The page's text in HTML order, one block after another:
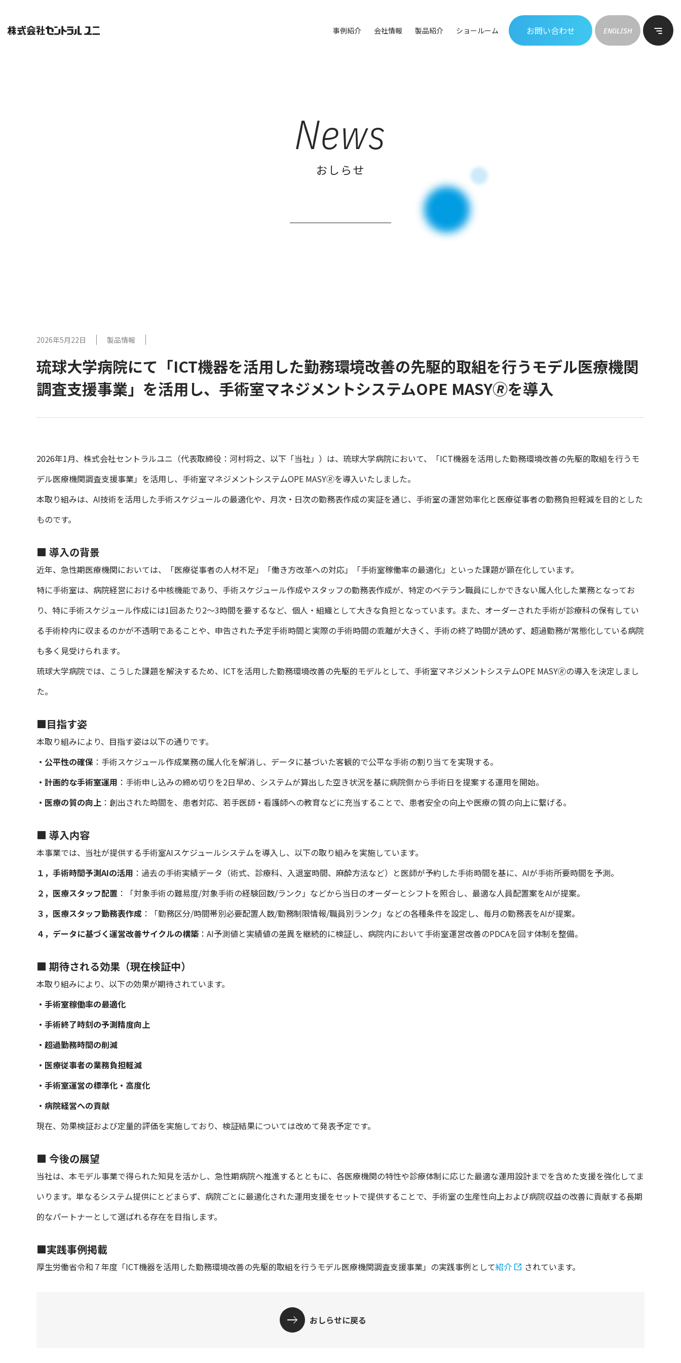
事例紹介 会社情報 製品紹介 ショールーム お問い合わせ ENGLISH
News
おしらせ
2026年5月22日 製品情報
琉球大学病院にて「ICT機器を活用した勤務環境改善の先駆的取組を行うモデル医療機関
調査支援事業」を活用し、手術室マネジメントシステム​OPE MASY🄬を導入
2026年1月、株式会社セントラルユニ（代表取締役：河村将之、以下「当社」）は、琉球大学病院において、「ICT機器を活用した勤務環境改善の先駆的取組を行うモ
デル医療機関調査支援事業」を活用し、手術室マネジメントシステム​OPE MASY🄬を導入いたしました。
本取り組みは、AI技術を活用した手術スケジュールの最適化や、月次・日次の勤務表作成の実証を通じ、手術室の運営効率化と医療従事者の勤務負担軽減を目的とした
ものです。
■ 導入の背景
近年、急性期医療機関においては、「医療従事者の人材不足」「働き方改革への対応」「手術室稼働率の最適化」といった課題が顕在化しています。
特に手術室は、病院経営における中核機能であり、手術スケジュール作成やスタッフの勤務表作成が、特定のベテラン職員にしかできない属人化した業務となってお
り、特に手術スケジュール作成には1回あたり2〜3時間を要するなど、個人・組織として大きな負担となっています。また、オーダーされた手術が診療科の保有してい
る手術枠内に収まるのかが不透明であることや、申告された予定手術時間と実際の手術時間の乖離が大きく、手術の終了時間が読めず、超過勤務が常態化している病院
も多く見受けられます。
琉球大学病院では、こうした課題を解決するため、ICTを活用した勤務環境改善の先駆的モデルとして、手術室マネジメントシステム​OPE MASY🄬の導入を決定しまし
た。
■目指す姿
本取り組みにより、目指す姿は以下の通りです。
・公平性の確保 ：手術スケジュール作成業務の属人化を解消し、データに基づいた客観的で公平な手術の割り当てを実現する。
・計画的な手術室運用 ：手術申し込みの締め切りを2日早め、システムが算出した空き状況を基に病院側から手術日を提案する運用を開始。
・医療の質の向上 ：創出された時間を、患者対応、若手医師・看護師への教育などに充当することで、患者安全の向上や医療の質の向上に繋げる。
■ 導入内容
本事業では、当社が提供する手術室AIスケジュールシステムを導入し、以下の取り組みを実施しています。
１，手術時間予測AIの活用 ：過去の手術実績データ（術式、診療科、入退室時間、麻酔方法など）と医師が予約した手術時間を基に、AIが手術所要時間を予測。
２，医療スタッフ配置 ：「対象手術の難易度/対象手術の経験回数/ランク」などから当日のオーダーとシフトを照合し、最適な人員配置案をAIが提案。
３，医療スタッフ勤務表作成 ：「勤務区分/時間帯別必要配置人数/勤務制限情報/職員別ランク」などの各種条件を設定し、毎月の勤務表をAIが提案。​
４，データに基づく運営改善サイクルの構築 ：AI予測値と実績値の差異を継続的に検証し、病院内において手術室運営改善のPDCAを回す体制を整備。
■ 期待される効果（現在検証中）
本取り組みにより、以下の効果が期待されています。
・手術室稼働率の最適化
・手術終了時刻の予測精度向上
・超過勤務時間の削減
・医療従事者の業務負担軽減
・手術室運営の標準化・高度化
・病院経営への貢献
現在、効果検証および定量的評価を実施しており、検証結果については改めて発表予定です。
■ 今後の展望
当社は、本モデル事業で得られた知見を活かし、急性期病院へ推進するとともに、各医療機関の特性や診療体制に応じた最適な運用設計までを含めた支援を強化してま
いります。単なるシステム提供にとどまらず、病院ごとに最適化された運用支援をセットで提供することで、手術室の生産性向上および病院収益の改善に貢献する長期
的なパートナーとして選ばれる存在を目指します。
■実践事例掲載
厚生労働省令和７年度「ICT機器を活用した勤務環境改善の先駆的取組を行うモデル医療機関調査支援事業」の実践事例として紹介 されています。
おしらせに戻る